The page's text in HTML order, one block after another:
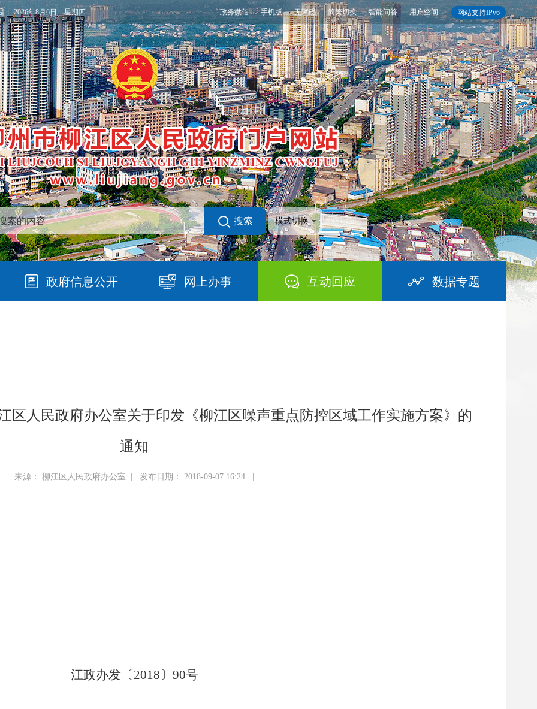
网站支持IPv6
政务微信 手机版 无障碍 简繁切换 智能问答 用户空间
：2026年8月6日 星期四
搜索 模式切换
政府信息公开 网上办事 互动回应 数据专题
区人民政府办公室关于印发《柳江区噪声重点防控区域工作实施方案》的
通知
来源： 柳江区人民政府办公室 | 发布日期： 2018-09-07 16:24 |
江政办发〔2018〕 90号